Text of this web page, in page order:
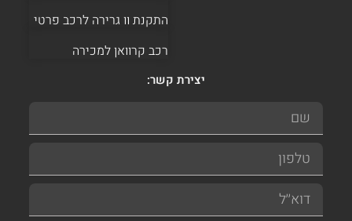
התקנת וו גרירה לרכב פרטי
רכב קרוואן למכירה
יצירת קשר: